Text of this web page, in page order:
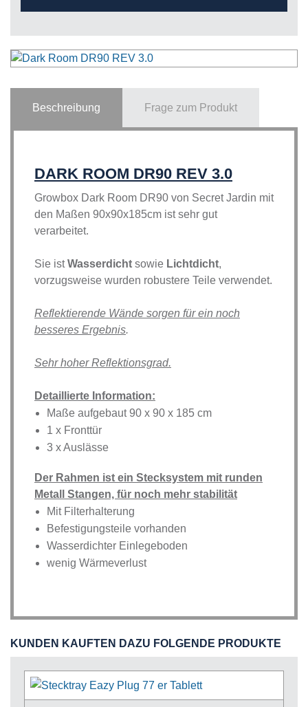
Beschreibung Frage zum Produkt
DARK ROOM DR90 REV 3.0
Growbox Dark Room DR90 von Secret Jardin mit
den Maßen 90x90x185cm ist sehr gut
verarbeitet.
Sie istWasserdicht sowie Lichtdicht,
vorzugsweise wurden robustere Teile verwendet.
Reflektierende Wände sorgen für ein noch
besseres Ergebnis.
Sehr hoher Reflektionsgrad.
Detaillierte Information:
Maße aufgebaut 90 x 90 x 185 cm
1 x Fronttür
3 x Auslässe
Der Rahmen ist ein Stecksystem mit runden
Metall Stangen, für noch mehr stabilität
Mit Filterhalterung
Befestigungsteile vorhanden
Wasserdichter Einlegeboden
wenig Wärmeverlust
KUNDEN KAUFTEN DAZU FOLGENDE PRODUKTE